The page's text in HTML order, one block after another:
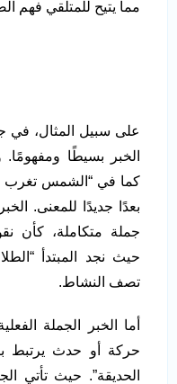
مما يتيح للمتلقي فهم
على سبيل المثال، في
الخبر بسيطًا
كما في “الشمس تغرب
بعدًا جديدًا للمعنى.
جملة متكاملة، كأن
حيث نجد المبتدأ
تصف النشاط.
أما الخبر الجملة
حركة أو حدث يرتبط
الحديقة”. حيث تأتي